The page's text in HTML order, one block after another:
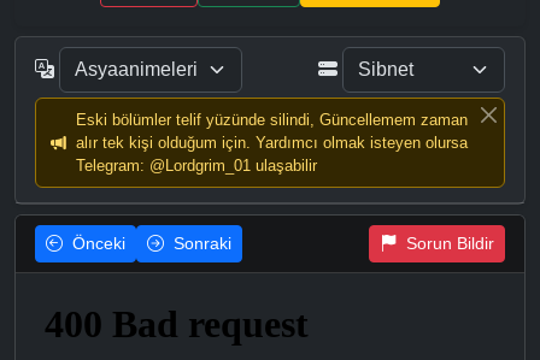
Eski bölümler telif yüzünde silindi, Güncellemem zaman
alır tek kişi olduğum için. Yardımcı olmak isteyen olursa
Telegram: @Lordgrim_01 ulaşabilir
Önceki Sonraki Sorun Bildir